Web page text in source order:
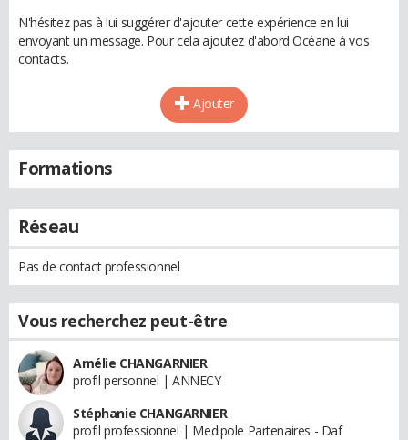
N'hésitez pas à lui suggérer d'ajouter cette expérience en lui
envoyant un message. Pour cela ajoutez d'abord Océane à vos
contacts.
Ajouter
Formations
Réseau
Pas de contact professionnel
Vous recherchez peut-être
Amélie CHANGARNIER
profil personnel | ANNECY
Stéphanie CHANGARNIER
profil professionnel | Medipole Partenaires - Daf